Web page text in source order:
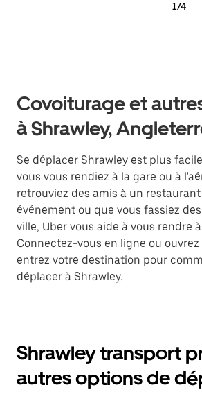
1/4
Covoiturage et
à Shrawley,
Se déplacer Shrawley est plus
vous vous rendiez à la gare ou à
retrouviez des amis à un
événement ou que vous fassiez
ville, Uber vous aide à vous rendre
Connectez-vous en ligne ou
entrez votre destination pour
déplacer à Shrawley.
Shrawley transport
autres options de